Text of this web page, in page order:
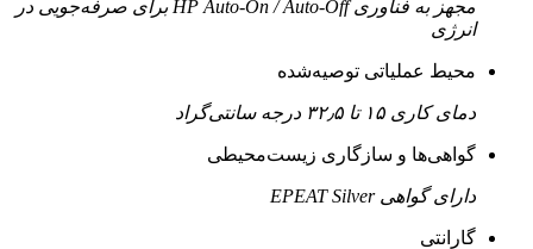
مجهز به فناوری HP Auto-On / Auto-Off برای صرفه‌جویی در
انرژی
محیط عملیاتی توصیه‌شده
دمای کاری ۱۵ تا ۳۲٫۵ درجه سانتی‌گراد
گواهی‌ها و سازگاری زیست‌محیطی
دارای گواهی EPEAT Silver
گارانتی